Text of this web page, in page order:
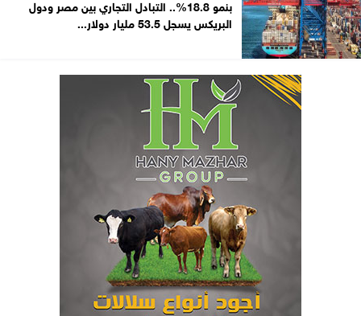
بنمو 18.8%.. التبادل التجاري بين مصر ودول
البريكس يسجل 53.5 مليار دولار...